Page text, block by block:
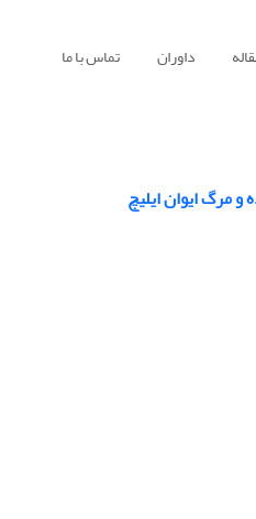
داوران تماس با ما
مرگ ایوان ایلیچ